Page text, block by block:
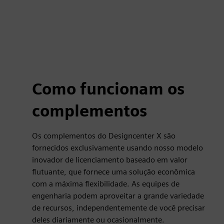
Como funcionam os
complementos
Os complementos do Designcenter X são
fornecidos exclusivamente usando nosso modelo
inovador de licenciamento baseado em valor
flutuante, que fornece uma solução econômica
com a máxima flexibilidade. As equipes de
engenharia podem aproveitar a grande variedade
de recursos, independentemente de você precisar
deles diariamente ou ocasionalmente.